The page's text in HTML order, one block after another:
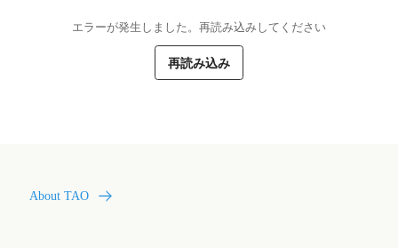
エラーが発生しました。再読み込みしてください
再読み込み
About TAO